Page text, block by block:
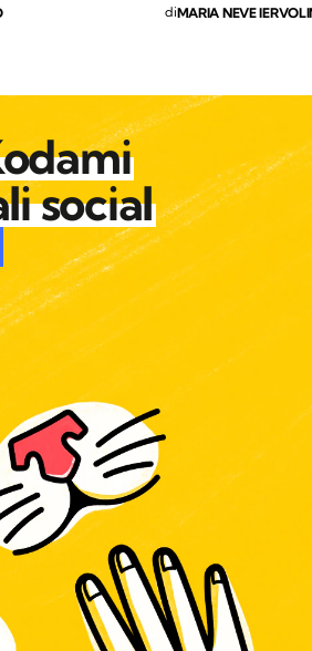
diMARIA NEVE
social